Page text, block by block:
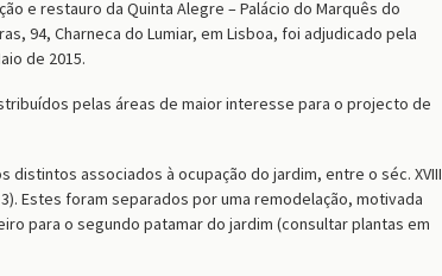
e restauro da Quinta Alegre – Palácio do Marquês do
94, Charneca do Lumiar, em Lisboa, foi adjudicado pela
de 2015.
pelas áreas de maior interesse para o projecto de
associados à ocupação do jardim, entre o séc. XVIII
Estes foram separados por uma remodelação, motivada
para o segundo patamar do jardim (consultar plantas em